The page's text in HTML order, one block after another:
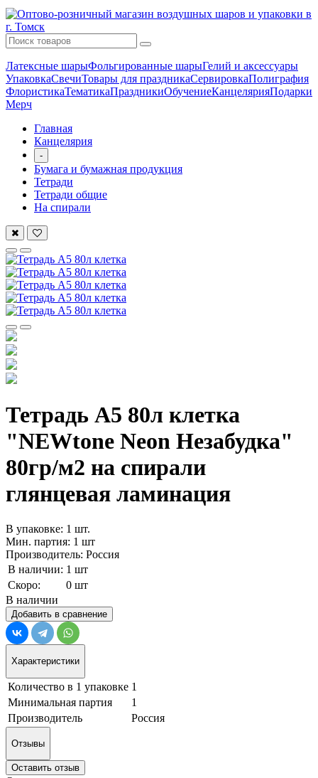
Латексные шарыФольгированные шарыГелий и аксессуары
УпаковкаСвечиТовары для праздникаСервировкаПолиграфия
ФлористикаТематикаПраздникиОбучениеКанцелярияПодарки
Мерч
Главная
Канцелярия
-
Бумага и бумажная продукция
Тетради
Тетради общие
На спирали
Тетрадь А5 80л клетка
"NEWtone Neon Незабудка"
80гр/м2 на спирали
глянцевая ламинация
В упаковке: 1 шт.
Мин. партия: 1 шт
Производитель: Россия
В наличии: 1 шт
Скоро:
0 шт
В наличии
Добавить в сравнение
Характеристики
Количество в 1 упаковке 1
Минимальная партия
1
Производитель
Россия
Отзывы
Оставить отзыв